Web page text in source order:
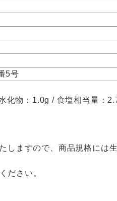
5号
化物：1.0g / 食塩相当量：
しますので、商品規格には
ださい。